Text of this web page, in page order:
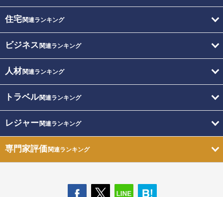
住宅関連ランキング
ビジネス 関連ランキング
人材関連ランキング
トラベル関連ランキング
レジャー関連ランキング
専門家評価関連ランキング